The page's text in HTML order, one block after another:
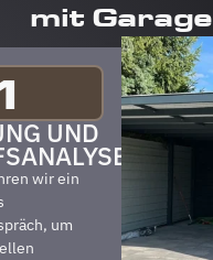
mit Garage
UND
wir ein
um